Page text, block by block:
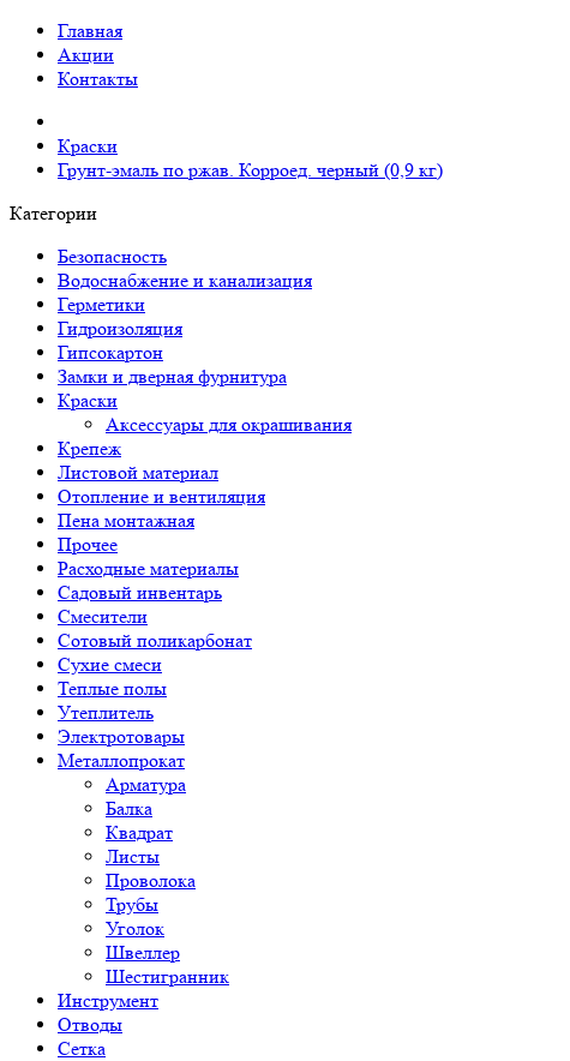
Главная
Акции
Контакты
Краски
Грунт-эмаль по ржав. Корроед. черный (0,9 кг)
Категории
Безопасность
Водоснабжение и канализация
Герметики
Гидроизоляция
Гипсокартон
Замки и дверная фурнитура
Краски
Аксессуары для окрашивания
Крепеж
Листовой материал
Отопление и вентиляция
Пена монтажная
Прочее
Расходные материалы
Садовый инвентарь
Смесители
Сотовый поликарбонат
Сухие смеси
Теплые полы
Утеплитель
Электротовары
Металлопрокат
Арматура
Балка
Квадрат
Листы
Проволока
Трубы
Уголок
Швеллер
Шестигранник
Инструмент
Отводы
Сетка